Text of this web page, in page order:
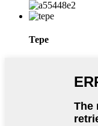
Tepe